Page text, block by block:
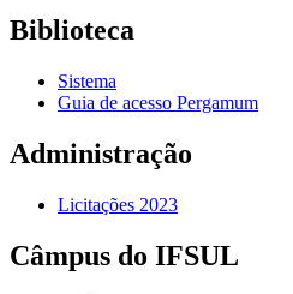
Biblioteca
Sistema
Guia de acesso Pergamum
Administração
Licitações 2023
Câmpus do IFSUL